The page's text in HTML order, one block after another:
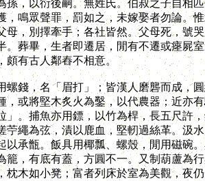
孫，以衍後嗣。無姓氏。伯叔之子自相
，鳴眾聲罪，罰如之，未嫁娶者勿論。
母，別擇牽手；各社皆然。父母死，號
。葬畢，生者即遷居，閒有不遷或瘞屍
頗有古人鄰舂不相意。
，名「眉打」；皆漢人磨礱而成，圓
，或將堅木炙火為鑿，以代農器；近亦
」。捕魚亦用鏢，以竹為桿，長五尺許
苧繩為弦，漬以鹿血，堅軔過絲革。汲
以承甑。飯具用椰瓢、螺殼，閒用磁碗
籠，有底有蓋，方圓不一。又制葫蘆為
枕木如小凳；富者列床於室為美觀，夜